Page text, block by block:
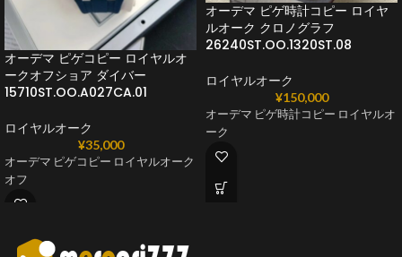
オーデマ ピゲコピー ロイヤルオ
ークオフショア ダイバー
15710ST.OO.A027CA.01
ロイヤルオーク
¥35,000
オーデマ ピゲコピー ロイヤルオーク
オフ
オーデマ ピゲ時計コピー ロイヤ
ルオーク クロノグラフ
26240ST.OO.1320ST.08
ロイヤルオーク
¥150,000
オーデマ ピゲ時計コピー ロイヤルオ
ーク